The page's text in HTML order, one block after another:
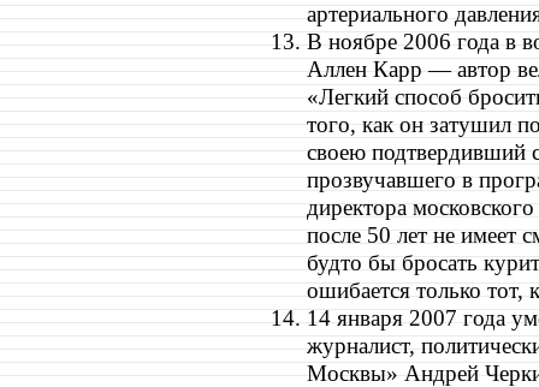
артериального
В ноябре 2006 года в
Аллен Карр — автор
«Легкий способ
того, как он затушил
своею подтвердивший
прозвучавшего в
директора
после 50 лет не имеет
будто бы бросать
ошибается только тот,
14 января 2007 года
журналист,
Москвы» Андрей